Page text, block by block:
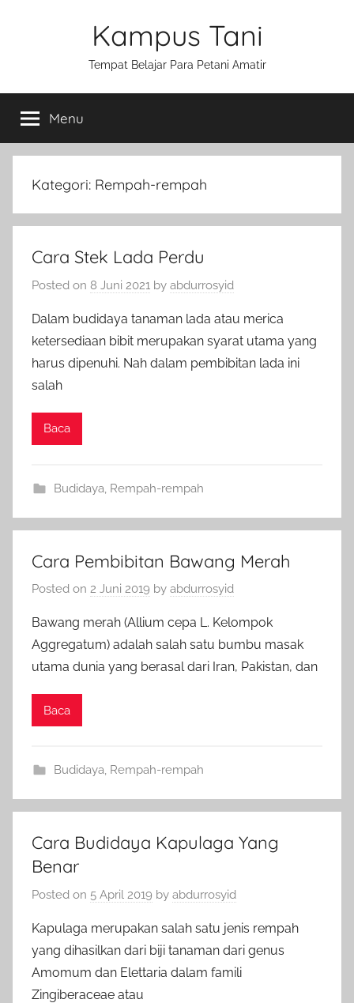
Kampus Tani
Tempat Belajar Para Petani Amatir
Menu
Kategori: Rempah-rempah
Cara Stek Lada Perdu
Posted on 8 Juni 2021 by abdurrosyid
Dalam budidaya tanaman lada atau merica
ketersediaan bibit merupakan syarat utama yang
harus dipenuhi. Nah dalam pembibitan lada ini
salah
Baca
Budidaya Rempah-rempah
Cara Pembibitan Bawang Merah
Posted on 2 Juni 2019 by abdurrosyid
Bawang merah (Allium cepa L. Kelompok
Aggregatum) adalah salah satu bumbu masak
utama dunia yang berasal dari Iran, Pakistan, dan
Baca
Budidaya, Rempah-rempah
Cara Budidaya Kapulaga Yang
Benar
Posted on 5 April 2019 by abdurrosyid
Kapulaga merupakan salah satu jenis rempah
yang dihasilkan dari biji tanaman dari genus
Amomum dan Elettaria dalam famili
Zingiberaceae atau